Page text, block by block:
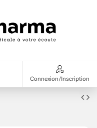
Connexion/Inscription